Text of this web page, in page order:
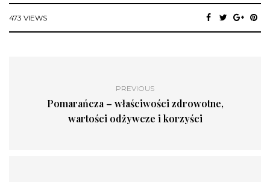
473 VIEWS
PREVIOUS
Pomarańcza – właściwości zdrowotne,
wartości odżywcze i korzyści